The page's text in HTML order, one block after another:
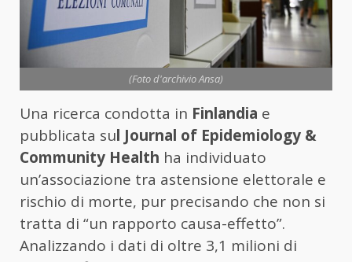
(Foto d'archivio Ansa)
Una ricerca condotta in Finlandia e
pubblicata sul Journal of Epidemiology &
Community Health ha individuato
un’associazione tra astensione elettorale e
rischio di morte, pur precisando che non si
tratta di “un rapporto causa-effetto”.
Analizzando i dati di oltre 3,1 milioni di